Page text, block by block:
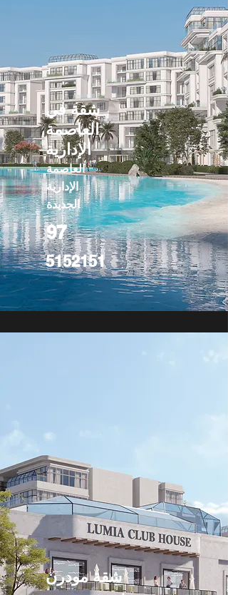
شقة في
العاصمة
الإدارية
العاصمة
الإدارية
الجديدة
97
5152151
شقة مودرن